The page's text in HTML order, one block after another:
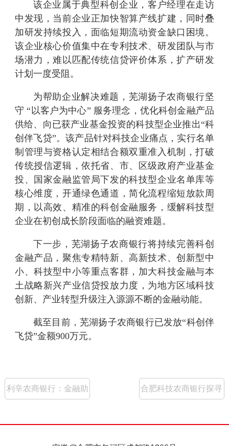
该企业属于典型科创企业，客户经理在走访
中发现，当前企业正加快智算产线扩建，同时叠
加研发持续投入，面临短期流动资金缺口困境。
该企业核心价值集中在专利技术、研发团队与市
场潜力，难以匹配传统信贷评价体系，扩产研发
计划一度受阻。
为帮助企业解决难题，芜湖扬子农商银行坚
守 “以客户为中心” 服务理念，优化科创金融产品
供给、向已获产业基金投资的科技型企业推出“科
创伴飞贷”。该产品针对科技企业痛点，实行名单
制管理与资格认定相结合额双重准入机制，打破
传统授信逻辑，依托省、市、区级政府产业基金
投、国家金融监管局下发的科技型企业名单库等
核心维度，开通绿色通道，简化流程缩短放款周
期，以高效、精准的科创金融服务，缓解科技型
企业在初创成长阶段面临的融资难题。
下一步，芜湖扬子农商银行将持续完善科创
金融产品，聚焦专精特新、高新技术、创新型中
小、科技型中小等重点客群，加大科技金融与本
土战略新兴产业信贷投放力度，为地方区域科技
创新、产业转型升级注入源源不断的金融动能。
截至目前，芜湖扬子农商银行已发放“科创伴
飞贷”金额900万元。
利辛农商银行：金融助 合肥科技农商银行探寻